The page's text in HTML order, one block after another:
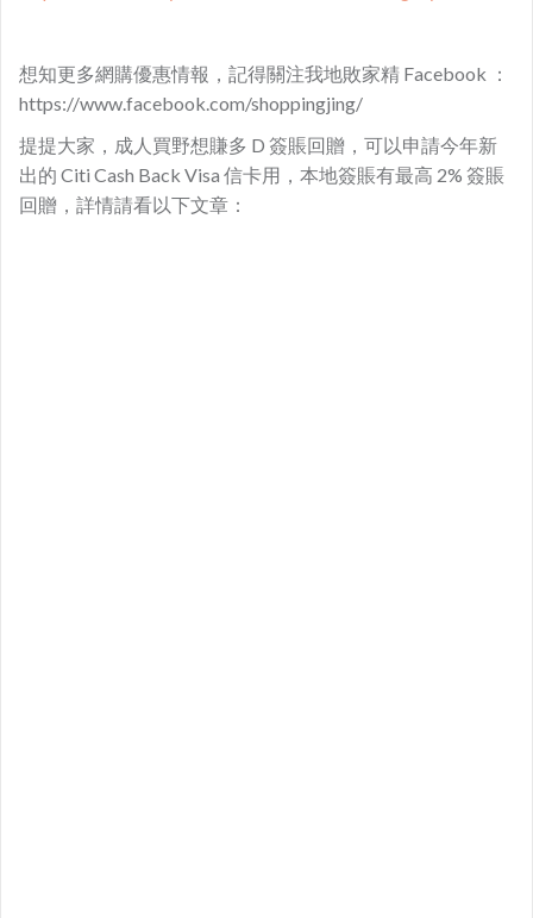
想知更多網購優惠情報，記得關注我地敗家精 Facebook ：
https://www.facebook.com/shoppingjing/
提提大家，成人買野想賺多 D 簽賬回贈，可以申請今年新
出的 Citi Cash Back Visa 信卡用，本地簽賬有最高 2% 簽賬
回贈，詳情請看以下文章：